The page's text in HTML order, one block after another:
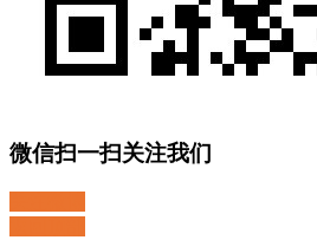
微信扫一扫关注我们